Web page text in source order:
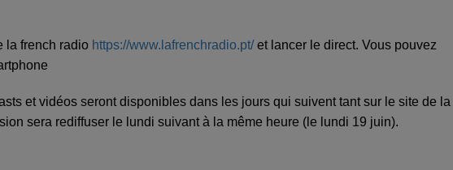
la french radio https://www.lafrenchradio.pt/et lancer le direct. Vous pouvez
et vidéos seront disponibles dans les jours qui suivent tant sur le site de la
sera rediffuser le lundi suivant à la même heure (le lundi 19 juin).